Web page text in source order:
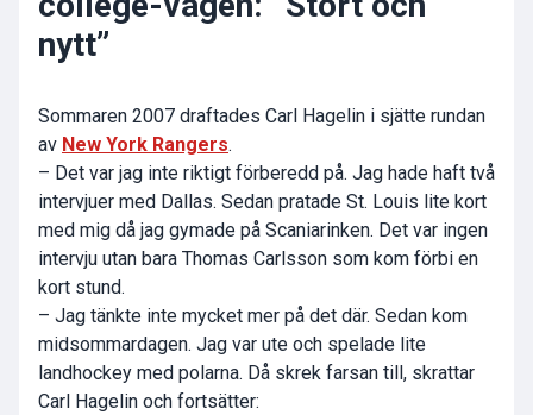
nytt”
Sommaren 2007 draftades Carl Hagelin i sjätte rundan
av New York Rangers.
– Det var jag inte riktigt förberedd på. Jag hade haft två
intervjuer med Dallas. Sedan pratade St. Louis lite kort
med mig då jag gymade på Scaniarinken. Det var ingen
intervju utan bara Thomas Carlsson som kom förbi en
kort stund.
– Jag tänkte inte mycket mer på det där. Sedan kom
midsommardagen. Jag var ute och spelade lite
landhockey med polarna. Då skrek farsan till, skrattar
Carl Hagelin och fortsätter: